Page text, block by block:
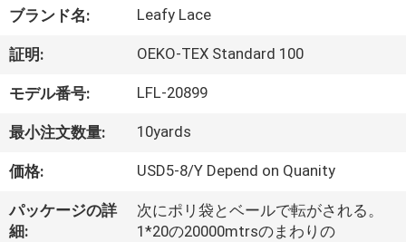
製
品
企
情
報
ブランド名: Leafy Lace
証明: OEKO-TEX Standard 100
モデル番号: LFL-20899
最小注文数量: 10yards
価格: USD5-8/Y Depend on Quanity
パッケージの詳
細:
次にポリ袋とベールで転がされる。
1*20の20000mtrsのまわりの